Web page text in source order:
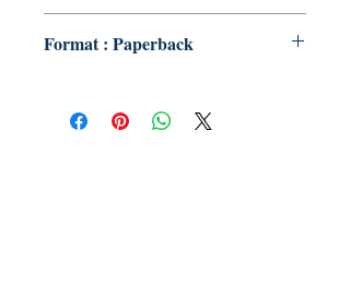
Format : Paperback